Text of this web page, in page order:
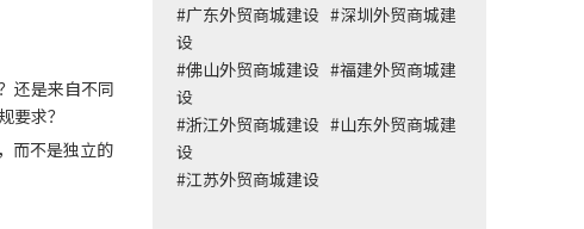
还是来自不同
要求？
而不是独立的
#广东外贸商城建设 #深圳外贸商城建
设
#佛山外贸商城建设 #福建外贸商城建
设
#浙江外贸商城建设 #山东外贸商城建
设
#江苏外贸商城建设